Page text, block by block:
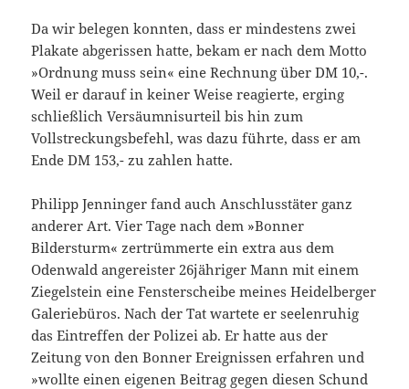
Da wir belegen konnten, dass er mindestens zwei
Plakate abgerissen hatte, bekam er nach dem Motto
»Ordnung muss sein« eine Rechnung über DM 10,-.
Weil er darauf in keiner Weise reagierte, erging
schließlich Versäumnisurteil bis hin zum
Vollstreckungsbefehl, was dazu führte, dass er am
Ende DM 153,- zu zahlen hatte.
Philipp Jenninger fand auch Anschlusstäter ganz
anderer Art. Vier Tage nach dem »Bonner
Bildersturm« zertrümmerte ein extra aus dem
Odenwald angereister 26jähriger Mann mit einem
Ziegelstein eine Fensterscheibe meines Heidelberger
Galeriebüros. Nach der Tat wartete er seelenruhig
das Eintreffen der Polizei ab. Er hatte aus der
Zeitung von den Bonner Ereignissen erfahren und
»wollte einen eigenen Beitrag gegen diesen Schund